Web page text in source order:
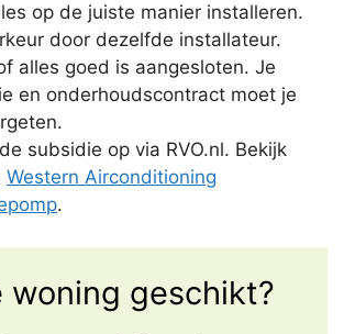
op de juiste manier installeren.
door dezelfde installateur.
alles goed is aangesloten. Je
en onderhoudscontract moet je
subsidie op via RVO.nl. Bekijk
Western Airconditioning
.
woning geschikt?